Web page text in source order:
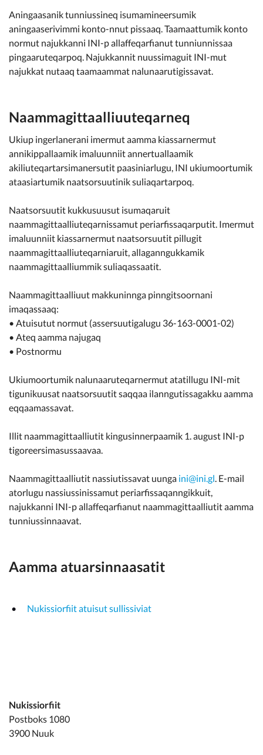
Aningaasanik tunniussineq isumamineersumik
aningaaserivimmi konto-nnut pissaaq. Taamaattumik konto
normut najukkanni INI-p allaffeqarfianut tunniunnissaa
pingaaruteqarpoq. Najukkannit nuussimaguit INI-mut
najukkat nutaaq taamaammat nalunaarutigissavat.
Naammagittaalliuuteqarneq
Ukiup ingerlanerani imermut aamma kiassarnermut
annikippallaamik imaluunniit annertuallaamik
akiliuteqartarsimanersutit paasiniarlugu, INI ukiumoortumik
ataasiartumik naatsorsuutinik suliaqartarpoq.
Naatsorsuutit kukkusuusut isumaqaruit
naammagittaalliuteqarnissamut periarfissaqarputit. Imermut
imaluunniit kiassarnermut naatsorsuutit pillugit
naammagittaalliuteqarniaruit, allaganngukkamik
naammagittaalliummik suliaqassaatit.
Naammagittaalliuut makkuninnga pinngitsoornani
imaqassaaq:
• Atuisutut normut (assersuutigalugu 36-163-0001-02)
• Ateq aamma najugaq
• Postnormu
Ukiumoortumik nalunaaruteqarnermut atatillugu INI-mit
tigunikuusat naatsorsuutit saqqaa ilanngutissagakku aamma
eqqaamassavat.
Illit naammagittaalliutit kingusinnerpaamik 1. august INI-p
tigoreersimasussaavaa.
Naammagittaalliutit nassiutissavat uunga ini@ini.gl. E-mail
atorlugu nassiussinissamut periarfissaqanngikkuit,
najukkanni INI-p allaffeqarfianut naammagittaalliutit aamma
tunniussinnaavat.
Aamma atuarsinnaasatit
Nukissiorfiit atuisut sullissiviat
Nukissiorfiit
Postboks 1080
3900 Nuuk